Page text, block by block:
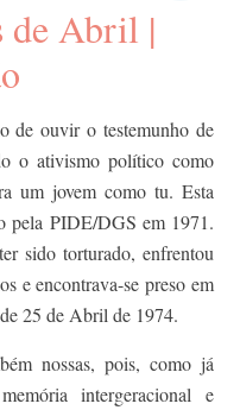
de Abril |
de ouvir o testemunho de
o ativismo político como
um jovem como tu. Esta
pela PIDE/DGS em 1971.
sido torturado, enfrentou
e encontrava-se preso em
25 de Abril de 1974.
nossas, pois, como já
intergeracional e